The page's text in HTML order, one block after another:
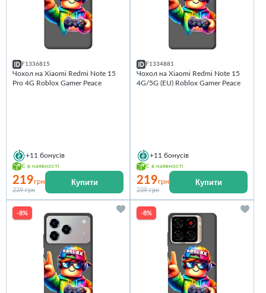
F1336815
Чохол на Xiaomi Redmi Note 15
Pro 4G Roblox Gamer Peace
+11 бонусів
Є в наявності
219грн
239 грн
Купити
F1334881
Чохол на Xiaomi Redmi Note 15
4G/5G (EU) Roblox Gamer Peace
+11 бонусів
Є в наявності
219грн
239 грн
Купити
-8% -8%